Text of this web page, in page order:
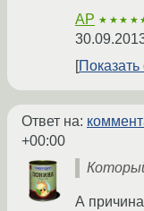
AP
Показать
Ответ на:
+00:00
А